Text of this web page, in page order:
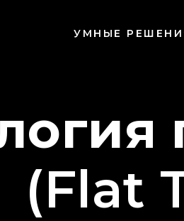
УМНЫЕ
(Flat